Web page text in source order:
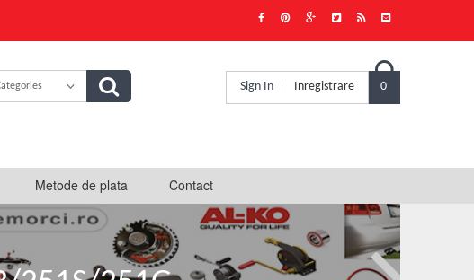

0
Sign In Inregistrare
Metode de plata Contact